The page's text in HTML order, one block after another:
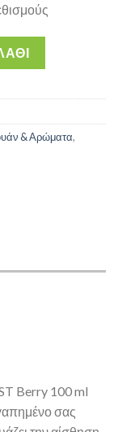
& Αρώματα,
Berry 100 ml
σας